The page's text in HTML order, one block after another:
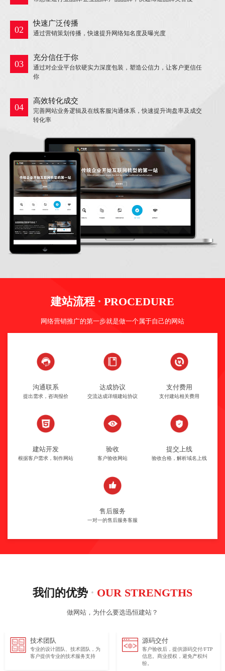
02
快速广泛传播
通过营销策划传播，快速提升网络知名度及曝光度
03
充分信任于你
通过对企业平台软硬实力深度包装，塑造公信力，让客户更信任
你
04
高效转化成交
完善网站业务逻辑及在线客服沟通体系，快速提升询盘率及成交
转化率
建站流程 · PROCEDURE
网络营销推广的第一步就是做一个属于自己的网站
沟通联系
提出需求，咨询报价
达成协议
交流达成详细建站协议
支付费用
支付建站相关费用
建站开发
根据客户需求，制作网站
验收
客户验收网站
提交上线
验收合格，解析域名上线
售后服务
一对一的售后服务客服
我们的优势 · OUR STRENGTHS
做网站，为什么要选迅恒建站？
技术团队
专业的设计团队、技术团队，为
客户提供专业的技术服务支持
源码交付
客户验收后，提供源码交付/FTP
信息。商业授权，避免产权纠
纷。